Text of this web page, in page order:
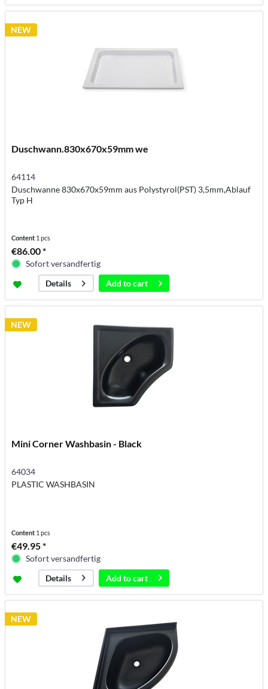
NEW
Duschwann.830x670x59mm we
64114
Duschwanne 830x670x59mm aus Polystyrol(PST) 3,5mm,Ablauf
Typ H
Content 1 pcs
€86.00 *
Sofort versandfertig
Details
Add tocart
NEW
Mini Corner Washbasin - Black
64034
PLASTIC WASHBASIN
Content 1 pcs
€49.95 *
Sofort versandfertig
Details
Add tocart
NEW